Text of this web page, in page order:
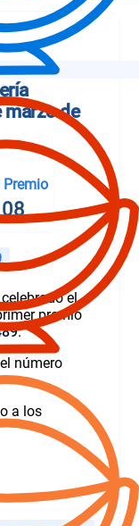
marzo de
Premio
el
premio
.
número
a los